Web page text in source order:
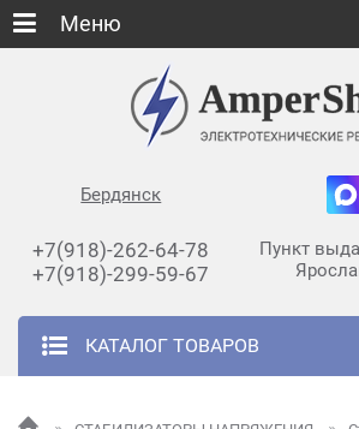
Бердянск
+7(918)-262-64-78
+7(918)-299-59-67
Пункт
КАТАЛОГ ТОВАРОВ
Меню